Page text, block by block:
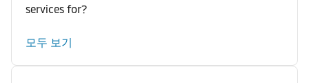
services for?
모두 보기